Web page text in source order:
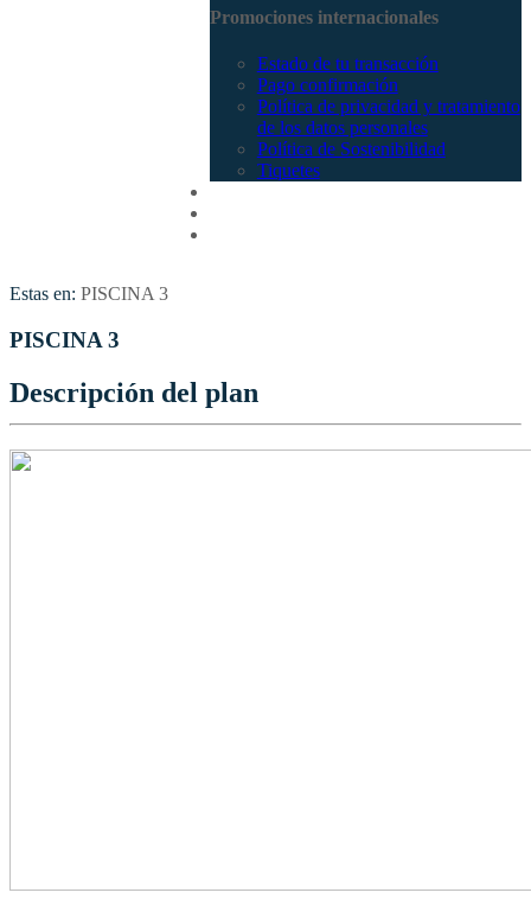
Promociones internacionales
Estado de tu transacción
Pago confirmación
Política de privacidad y tratamiento
de los datos personales
Política de Sostenibilidad
Tiquetes
Estas en: PISCINA 3
PISCINA 3
Descripción del plan